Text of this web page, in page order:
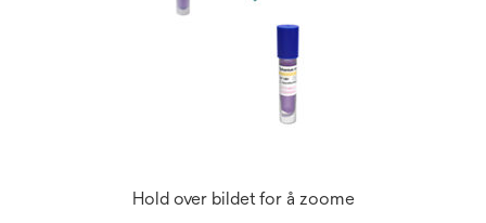
Hold over bildet for å zoome